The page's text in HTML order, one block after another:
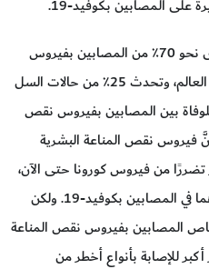
المصابين بـكوفيد-19.
إفريقيا جنوب الصحراء الكبرى نحو 70٪ من المصابين بفيروس
نقص المناعة البشرية على مستوى العالم، وتحدث 25٪ من حالات السل
بين المصابين بفيروس نقص
فيروس نقص المناعة البشرية
تضررًا من فيروس كورونا حتى الآن،
هناك القليل من البيانات حول آثارهما في المصابين بكوفيد-19. ولكن
المصابين بفيروس نقص المناعة
للإصابة بأنواع أخطر من